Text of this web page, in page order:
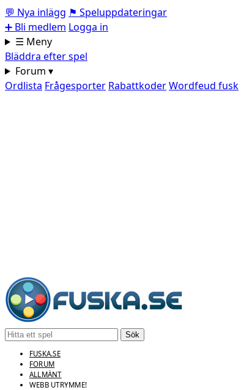
💬 Nya inlägg ⚑ Speluppdateringar
➕ Bli medlem Logga in
☰ Meny
Bläddra efter spel
Forum ▾
Ordlista Frågesporter RabattkoderWordfeud fusk
Sök
FUSKA.SE
FORUM
ALLMÄNT
WEBB UTRYMME!